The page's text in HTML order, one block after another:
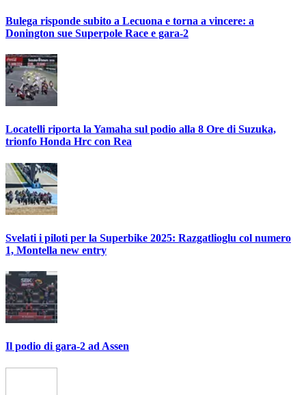
Bulega risponde subito a Lecuona e torna a vincere: a
Donington sue Superpole Race e gara-2
Locatelli riporta la Yamaha sul podio alla 8 Ore di Suzuka,
trionfo Honda Hrc con Rea
Svelati i piloti per la Superbike 2025: Razgatlioglu col numero
1, Montella new entry
Il podio di gara-2 ad Assen